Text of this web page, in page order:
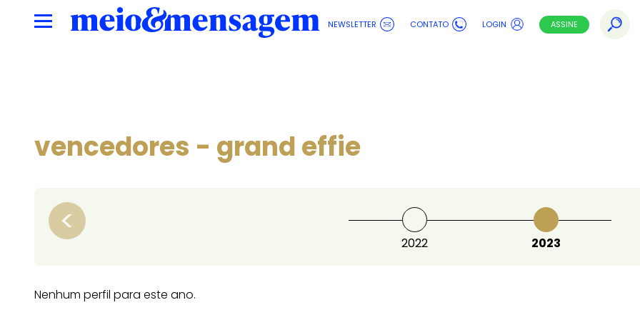
NEWSLETTER CONTATO LOGIN ASSINE
vencedores - grand effie
<
2022 2023
Nenhum perfil para este ano.